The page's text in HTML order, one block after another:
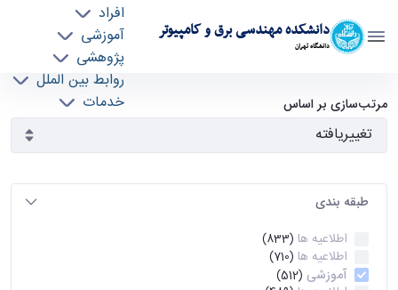
دانشکده مهندسی برق و کامپیوتر
دانشگاه تهران
افراد
آموزشی
پژوهشی
روابط بین الملل
خدمات
آرشیو اطلاعیه ها - ece- دانشکده مهندسی برق و
کامپیوتر
مرتب‌سازی بر اساس
طبقه بندی
اطلاعیه ها (833)
اطلاعیه ها (710)
آموزشی (512)